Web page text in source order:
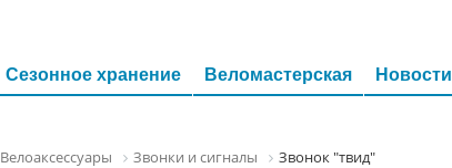
Сезонное хранение Веломастерская Новости
Велоаксессуары Звонки и сигналы Звонок "твид"